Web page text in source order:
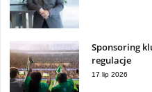
Sponsoring
regulacje
17 lip 2026